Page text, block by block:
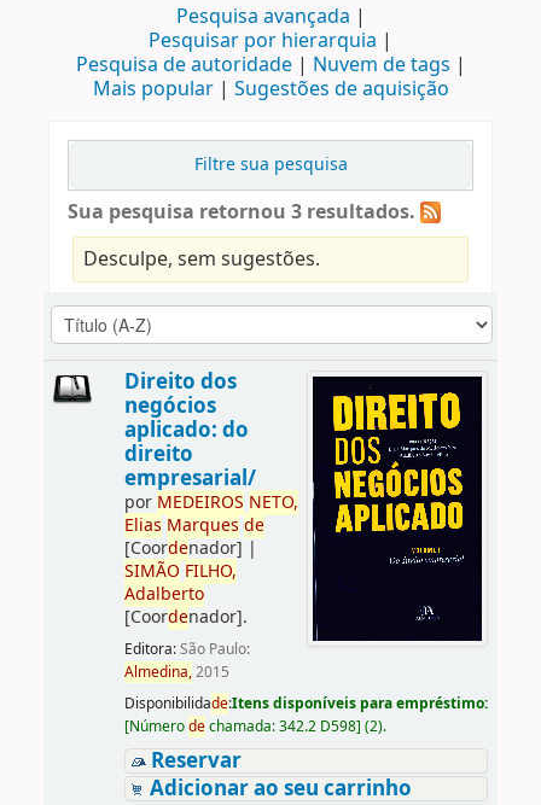
Pesquisa avançada
Pesquisar por hierarquia
Pesquisa de autoridade
Nuvem de tags
Mais popular
Sugestões de aquisição
Filtre sua pesquisa
Sua pesquisa retornou 3 resultados.
Desculpe, sem sugestões.
Direito dos
negócios
aplicado: do
direito
empresarial/
por MEDEIROS NETO,
Elias Marques de
[Coordenador] |
SIMÃO FILHO,
Adalberto
[Coordenador].
Editora:São Paulo:
Almedina,2015
Disponibilidade:Itens disponíveis para empréstimo:
[Númerodechamada:342.2 D598] (2).
Reservar
Adicionar ao seu carrinho